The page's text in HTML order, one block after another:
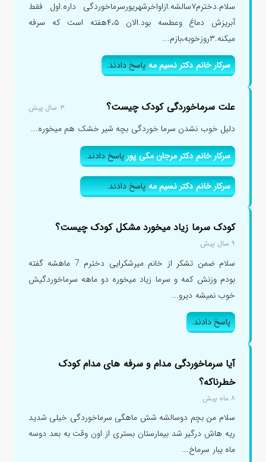
سلام.دخترم۷سالشه.ازاواخرشهریورسرماخوردگی داره.اول فقط
آبریزش دماغ وعطسه بود.الان ۴،۵هفته است که سرفه
میکنه.۳روزخوبه،بازم...
سرکار خانم دکتر نسیم مهپاسخ دادند.
علت سرماخوردگی کودک چیست؟ ۳ سال پیش
دلیل خوب نشدن سرما خوردگی بچه شیر خشک هم میخوره...
سرکار خانم دکتر مرجان مکی پورپاسخ دادند.
سرکار خانم دکتر نسیم مهپاسخ دادند.
کودک سرما زیاد میخورد مشکل کودک چیست؟
۹ سال پیش
سلام ضمن تشکر از خانم میرشکرایی دخترم 7 ماهشه گفته
بودم وزنش کمه و سرما زیاد میخوره دو ماهه سرماخوردگیش
خوب نمیشه دیرو...
پاسخ دادند.
آیا سرماخوردگی مدام و سرفه های مدام کودک
خطرناکه؟
۸ ماه پیش
سلام من بچم دوسالشه شش ماهگی سرماخوردگی خیلی شدید
ریه هاش درگیر شد بیمارستان بستری از اون وقت به بعد دوسه
ماه یبار سرماخ...